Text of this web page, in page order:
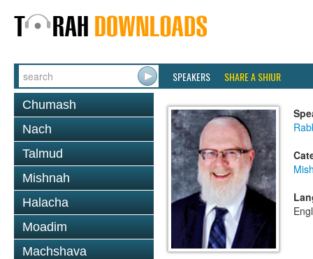
SPEAKERS SHARE A SHIUR
Chumash
Nach
Talmud
Mishnah
Halacha
Moadim
Machshava